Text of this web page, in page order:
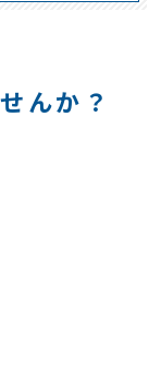
んか？